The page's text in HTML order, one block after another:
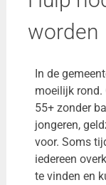
worden
In de
moeilijk rond.
55+ zonder
jongeren,
voor. Soms
iedereen
te vinden en